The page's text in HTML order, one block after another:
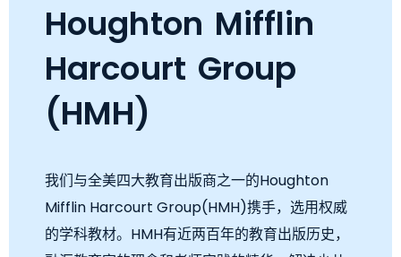
Houghton Mifflin
Harcourt Group
(HMH)
我们与全美四大教育出版商之一的Houghton
Mifflin Harcourt Group(HMH)携手，选用权威
的学科教材。HMH有近两百年的教育出版历史，